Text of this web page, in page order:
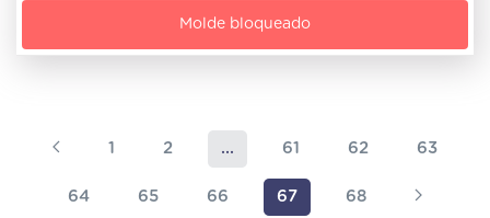
Molde bloqueado
1 2 ... 61 62 63
64 65 66 67 68